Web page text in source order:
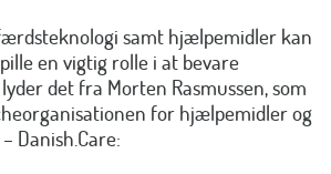
samt hjælpemidler kan
en vigtig rolle i at bevare
det fra Morten Rasmussen, som
for hjælpemidler og
Danish.Care: